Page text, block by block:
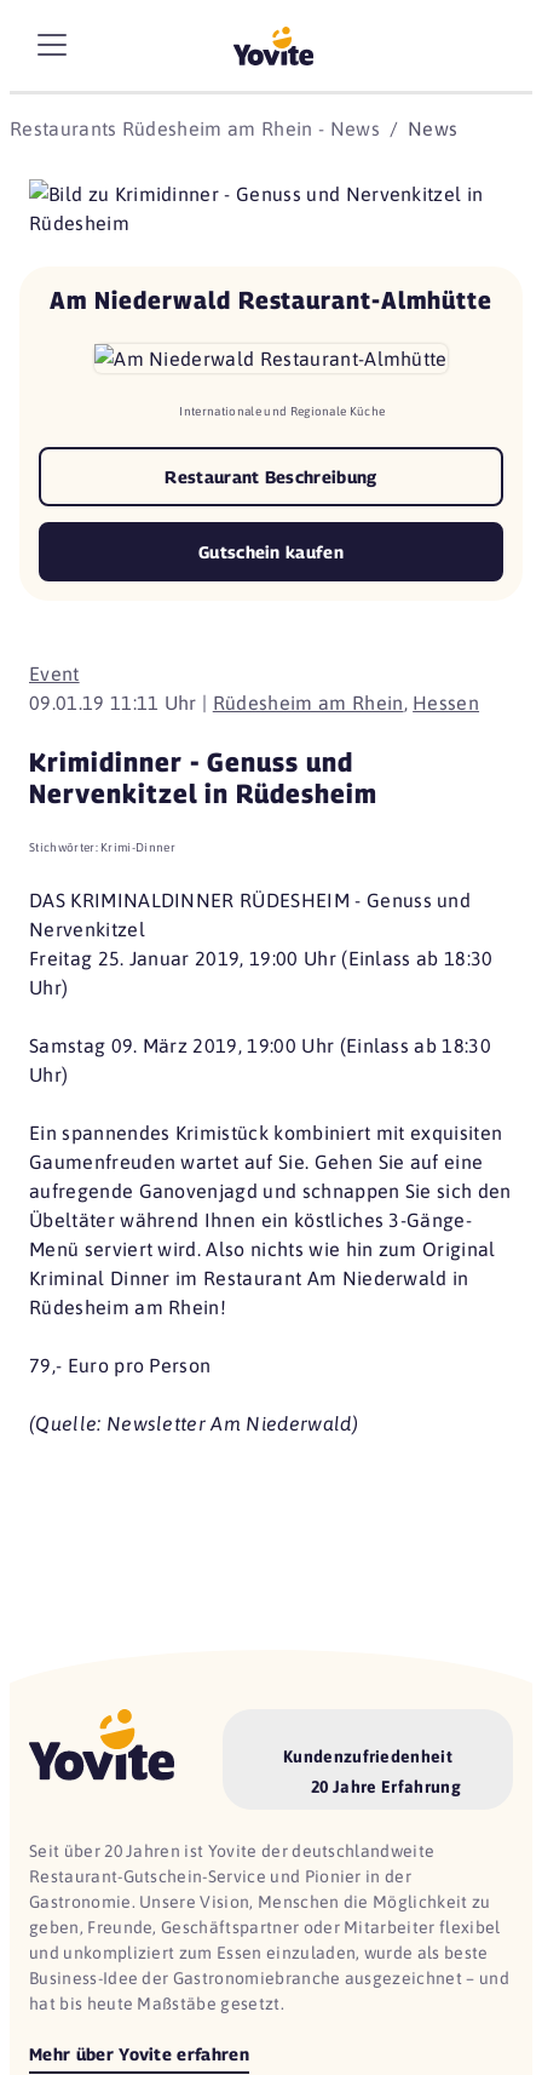
Restaurants Rüdesheim am Rhein - News News
Event
09.01.19 11:11 Uhr | Rüdesheim am Rhein, Hessen
Krimidinner - Genuss und
Nervenkitzel in Rüdesheim
Stichwörter: Krimi-Dinner
DAS KRIMINALDINNER RÜDESHEIM - Genuss und
Nervenkitzel
Freitag 25. Januar 2019, 19:00 Uhr (Einlass ab 18:30
Uhr)
Samstag 09. März 2019, 19:00 Uhr (Einlass ab 18:30
Uhr)
Ein spannendes Krimistück kombiniert mit exquisiten
Gaumenfreuden wartet auf Sie. Gehen Sie auf eine
aufregende Ganovenjagd und schnappen Sie sich den
Übeltäter während Ihnen ein köstliches 3-Gänge-
Menü serviert wird. Also nichts wie hin zum Original
Kriminal Dinner im Restaurant Am Niederwald in
Rüdesheim am Rhein!
79,- Euro pro Person
(Quelle: Newsletter Am Niederwald)
Am Niederwald Restaurant-Almhütte
Internationale und Regionale Küche
Restaurant Beschreibung
Gutschein kaufen
Kundenzufriedenheit
20 Jahre Erfahrung
Seit über 20 Jahren ist Yovite der deutschlandweite
Restaurant-Gutschein-Service und Pionier in der
Gastronomie. Unsere Vision, Menschen die Möglichkeit zu
geben, Freunde, Geschäftspartner oder Mitarbeiter flexibel
und unkompliziert zum Essen einzuladen, wurde als beste
Business-Idee der Gastronomiebranche ausgezeichnet – und
hat bis heute Maßstäbe gesetzt.
Mehr über Yovite erfahren